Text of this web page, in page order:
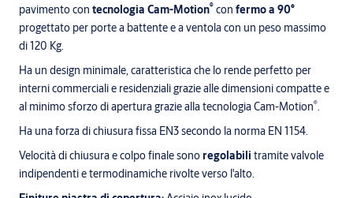
pavimento con tecnologia Cam-Motion® con fermo a 90°
progettato per porte a battente e a ventola con un peso massimo
di 120 Kg.
Ha un design minimale, caratteristica che lo rende perfetto per
interni commerciali e residenziali grazie alle dimensioni compatte e
al minimo sforzo di apertura grazie alla tecnologia Cam-Motion®.
Ha una forza di chiusura fissa EN3 secondo la norma EN 1154.
Velocità di chiusura e colpo finale sono regolabili tramite valvole
indipendenti e termodinamiche rivolte verso l'alto.